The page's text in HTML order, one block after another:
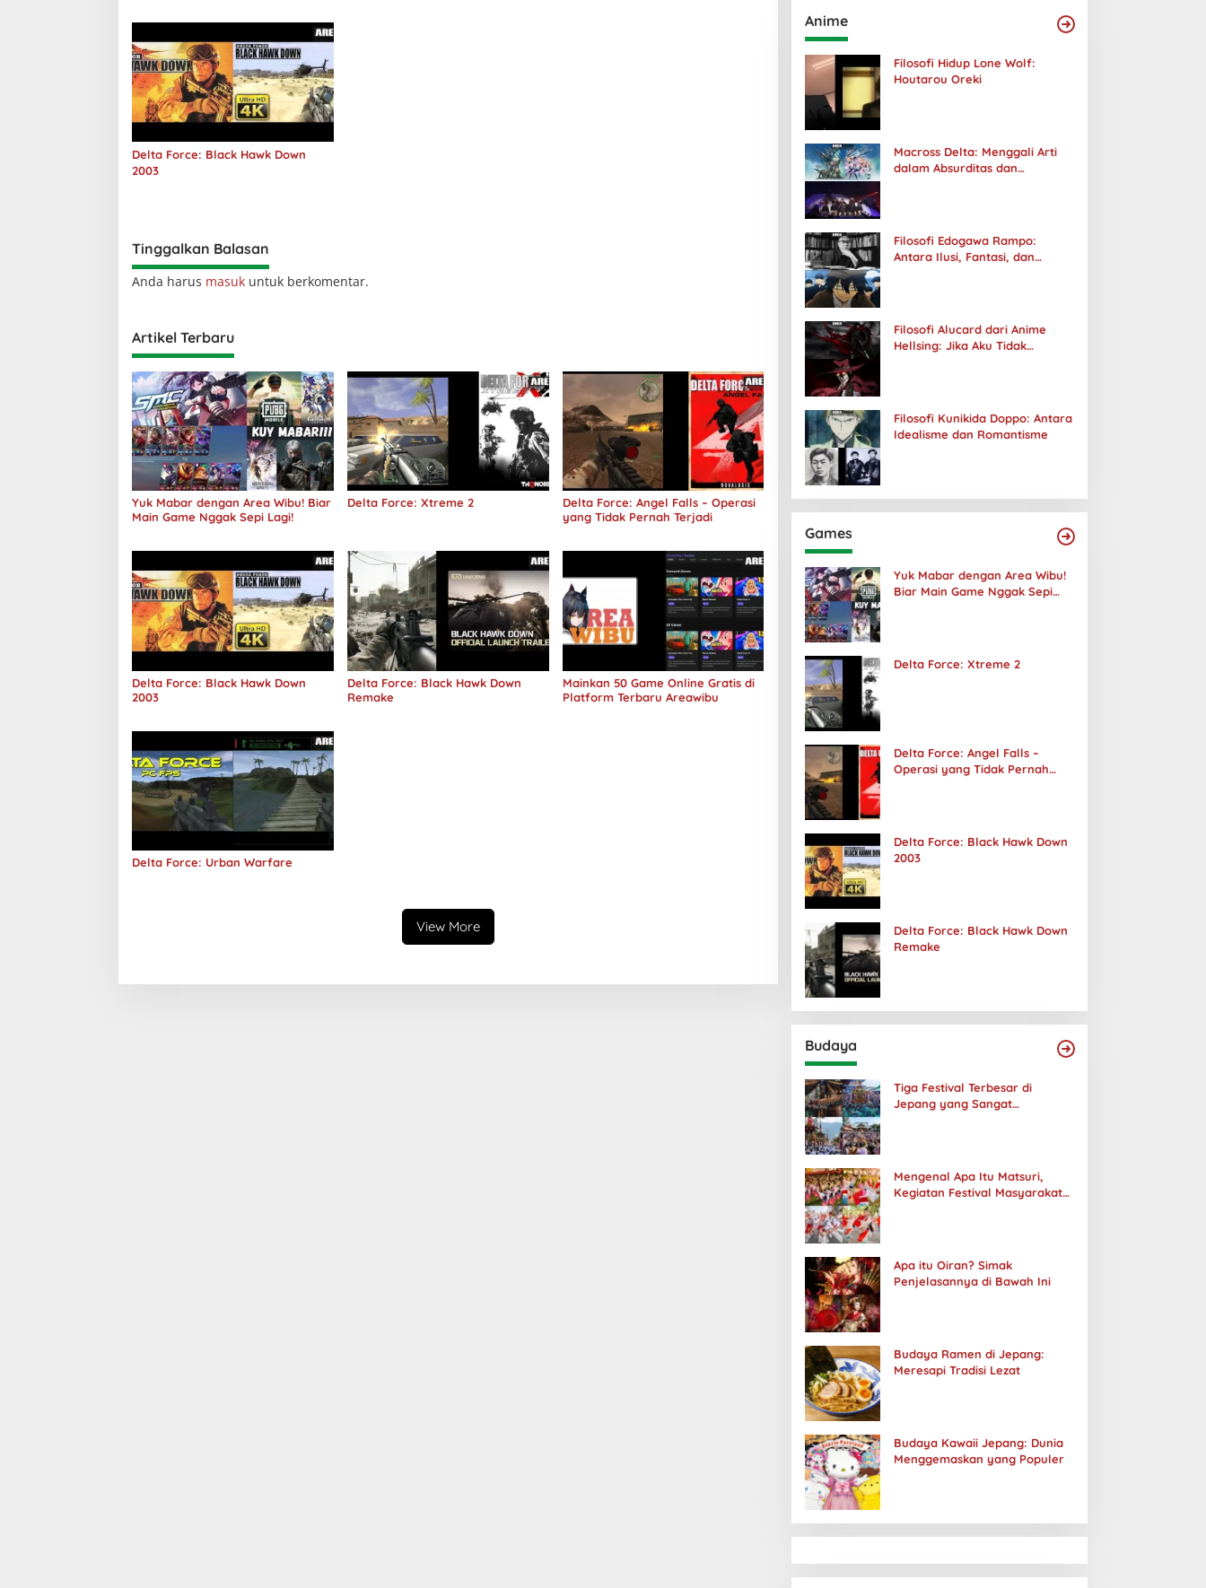
Delta Force: Black Hawk Down
2003
Tinggalkan Balasan
Anda harus masuk untuk berkomentar.
Artikel Terbaru
Yuk Mabar dengan Area Wibu! Biar
Main Game Nggak Sepi Lagi!
Delta Force: Xtreme 2
Delta Force: Angel Falls – Operasi
yang Tidak Pernah Terjadi
Delta Force: Black Hawk Down
2003
Delta Force: Black Hawk Down
Remake
Mainkan 50 Game Online Gratis di
Platform Terbaru Areawibu
Delta Force: Urban Warfare
View More
Anime
Filosofi Hidup Lone Wolf:
Houtarou Oreki
Macross Delta: Menggali Arti
dalam Absurditas dan
Filosofi Edogawa Rampo:
Antara Ilusi, Fantasi, dan
Filosofi Alucard dari Anime
Hellsing: Jika Aku Tidak
Filosofi Kunikida Doppo: Antara
Idealisme dan Romantisme
Games
Yuk Mabar dengan Area Wibu!
Biar Main Game Nggak Sepi
Delta Force: Xtreme 2
Delta Force: Angel Falls –
Operasi yang Tidak Pernah
Delta Force: Black Hawk Down
2003
Delta Force: Black Hawk Down
Remake
Budaya
Tiga Festival Terbesar di
Jepang yang Sangat
Mengenal Apa Itu Matsuri,
Kegiatan Festival Masyarakat
Apa itu Oiran? Simak
Penjelasannya di Bawah Ini
Budaya Ramen di Jepang:
Meresapi Tradisi Lezat
Budaya Kawaii Jepang: Dunia
Menggemaskan yang Populer